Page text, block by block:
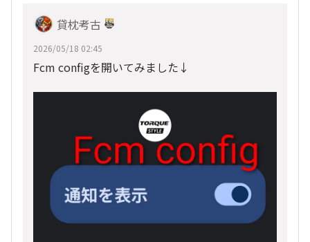
貸枕考古
2026/05/18 02:45
Fcm configを開いてみました↓